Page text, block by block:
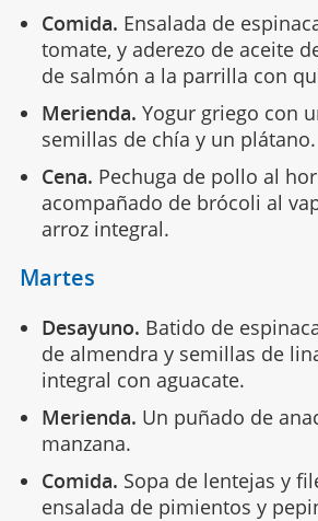
Comida. Ensalada de
tomate, y aderezo de aceite
de salmón a la parrilla con
Merienda. Yogur griego con
semillas de chía y un plátano.
Cena. Pechuga de pollo al
acompañado de brócoli al
arroz integral.
Martes
Desayuno. Batido de
de almendra y semillas de
integral con aguacate.
Merienda. Un puñado de
manzana.
Comida. Sopa de lentejas y
ensalada de pimientos y